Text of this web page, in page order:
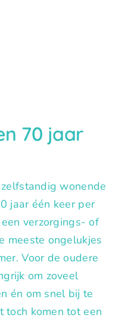
70 jaar
wonende
jaar één keer per
verzorgings- of
meeste ongelukjes
Voor de oudere
om zoveel
én om snel bij te
toch komen tot een